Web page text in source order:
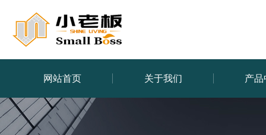
网站首页 关于我们 产品